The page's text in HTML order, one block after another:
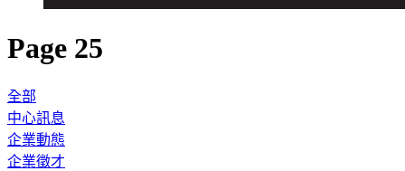
Page 25
全部
中心訊息
企業動態
企業徵才